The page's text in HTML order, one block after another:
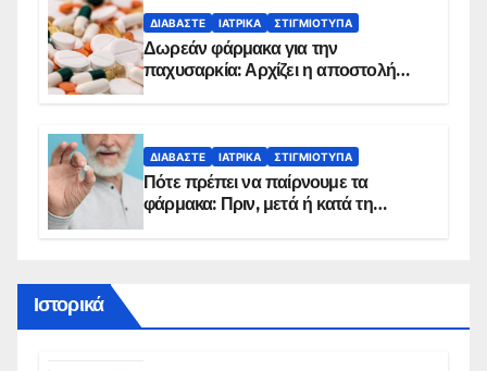
ΔΙΑΒΆΣΤΕ ΙΑΤΡΙΚΆ ΣΤΙΓΜΙΌΤΥΠΑ
Δωρεάν φάρμακα για την
παχυσαρκία: Αρχίζει η αποστολή
ΔΙΑΒΆΣΤΕ ΙΑΤΡΙΚΆ ΣΤΙΓΜΙΌΤΥΠΑ
Πότε πρέπει να παίρνουμε τα
φάρμακα: Πριν, μετά ή κατά τη
Ιστορικά